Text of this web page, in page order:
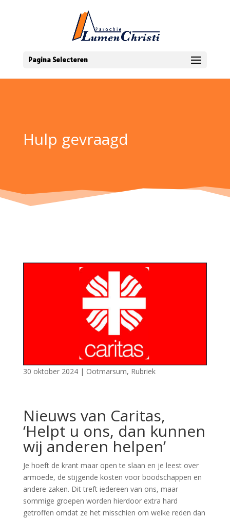
Pagina Selecteren
Hulp gevraagd
30 oktober 2024| Ootmarsum, Rubriek
Nieuws van Caritas,
‘Helpt u ons, dan kunnen
wij anderen helpen’
Je hoeft de krant maar open te slaan en je leest over
armoede, de stijgende kosten voor boodschappen en
andere zaken. Dit treft iedereen van ons, maar
sommige groepen worden hierdoor extra hard
getroffen omdat ze het misschien om welke reden dan